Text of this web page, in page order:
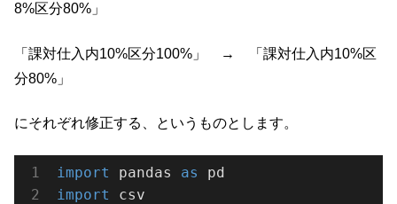
8%区分80%」
「課対仕入内10%区分100%」 → 「課対仕入内10%区
分80%」
にそれぞれ修正する、というものとします。
import pandas as
import